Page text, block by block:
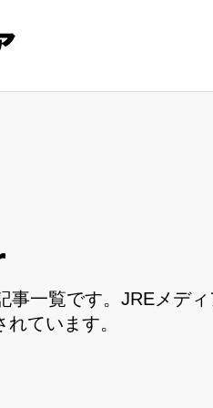
一覧です。JREメデ
ています。